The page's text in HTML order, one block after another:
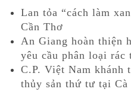
Lan tỏa “cách làm
Cần Thơ
An Giang hoàn thiện
yêu cầu phân loại rác
C.P. Việt Nam khánh
thủy sản thứ tư tại Cà